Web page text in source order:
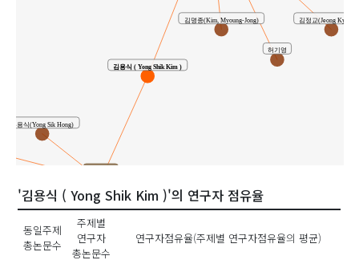
강선아 ( Sun A Kang )
조상민 ( Sang Min Cho )
홍용식(Yong Sik Hong)
김명종(Kim, Myoung-Jong) 김정교(Jeong Kyo
허기영
김용식 ( Yong Shik Kim )
'김용식 ( Yong Shik Kim )'의 연구자 점유율
동일주제
총논문수
주제별
연구자
총논문수
연구자점유율(주제별 연구자점유율의 평균)